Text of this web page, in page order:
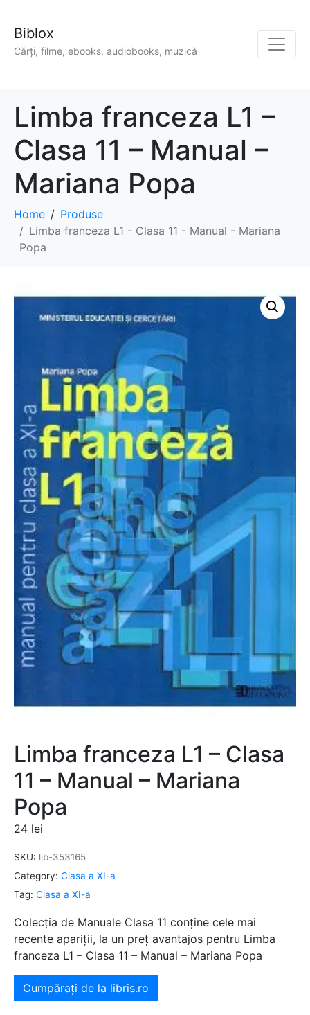
Biblox
Cărți, filme, ebooks, audiobooks, muzică
Limba franceza L1 –
Clasa 11 – Manual –
Mariana Popa
Home
Produse
Limba franceza L1 - Clasa 11 - Manual - Mariana
Popa
Limba franceza L1 – Clasa
11 – Manual – Mariana
Popa
24 lei
SKU: lib-353165
Category: Clasa a XI-a
Tag: Clasa a XI-a
Colecția de Manuale Clasa 11 conține cele mai
recente apariții, la un preț avantajos pentru Limba
franceza L1 – Clasa 11 – Manual – Mariana Popa
Cumpărați de la libris.ro